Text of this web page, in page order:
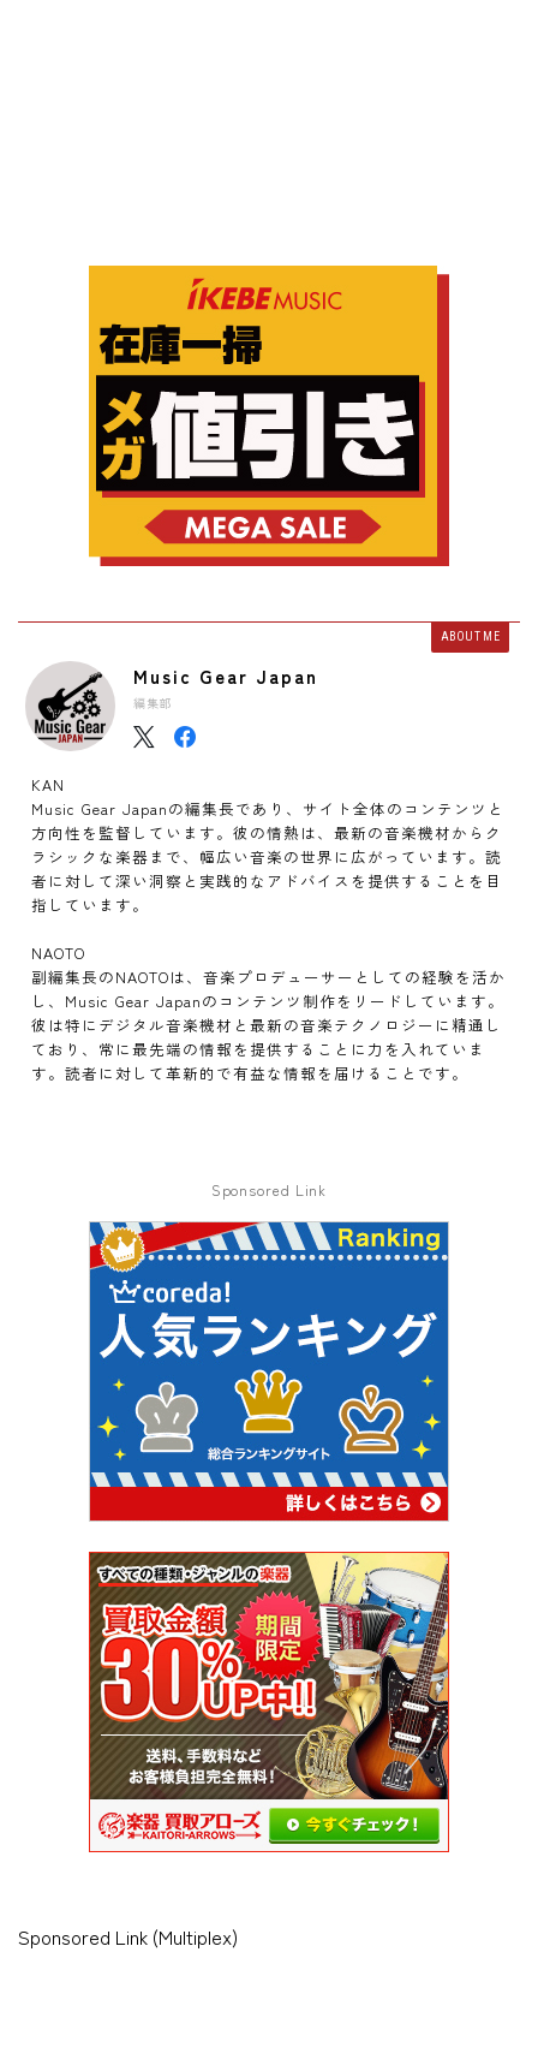
ABOUT ME
Music Gear Japan
編集部
KAN
Music Gear Japanの編集長であり、サイト全体のコンテンツと
方向性を監督しています。彼の情熱は、最新の音楽機材からク
ラシックな楽器まで、幅広い音楽の世界に広がっています。読
者に対して深い洞察と実践的なアドバイスを提供することを目
指しています。
NAOTO
副編集長のNAOTOは、音楽プロデューサーとしての経験を活か
し、Music Gear Japanのコンテンツ制作をリードしています。
彼は特にデジタル音楽機材と最新の音楽テクノロジーに精通し
ており、常に最先端の情報を提供することに力を入れていま
す。読者に対して革新的で有益な情報を届けることです。
Sponsored Link
Sponsored Link (Multiplex)